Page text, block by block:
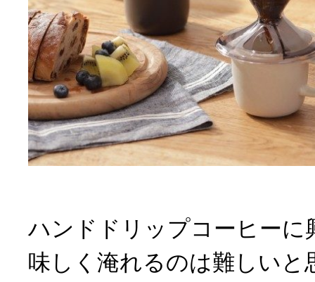
ハンドドリップコーヒーに
味しく淹れるのは難しいと